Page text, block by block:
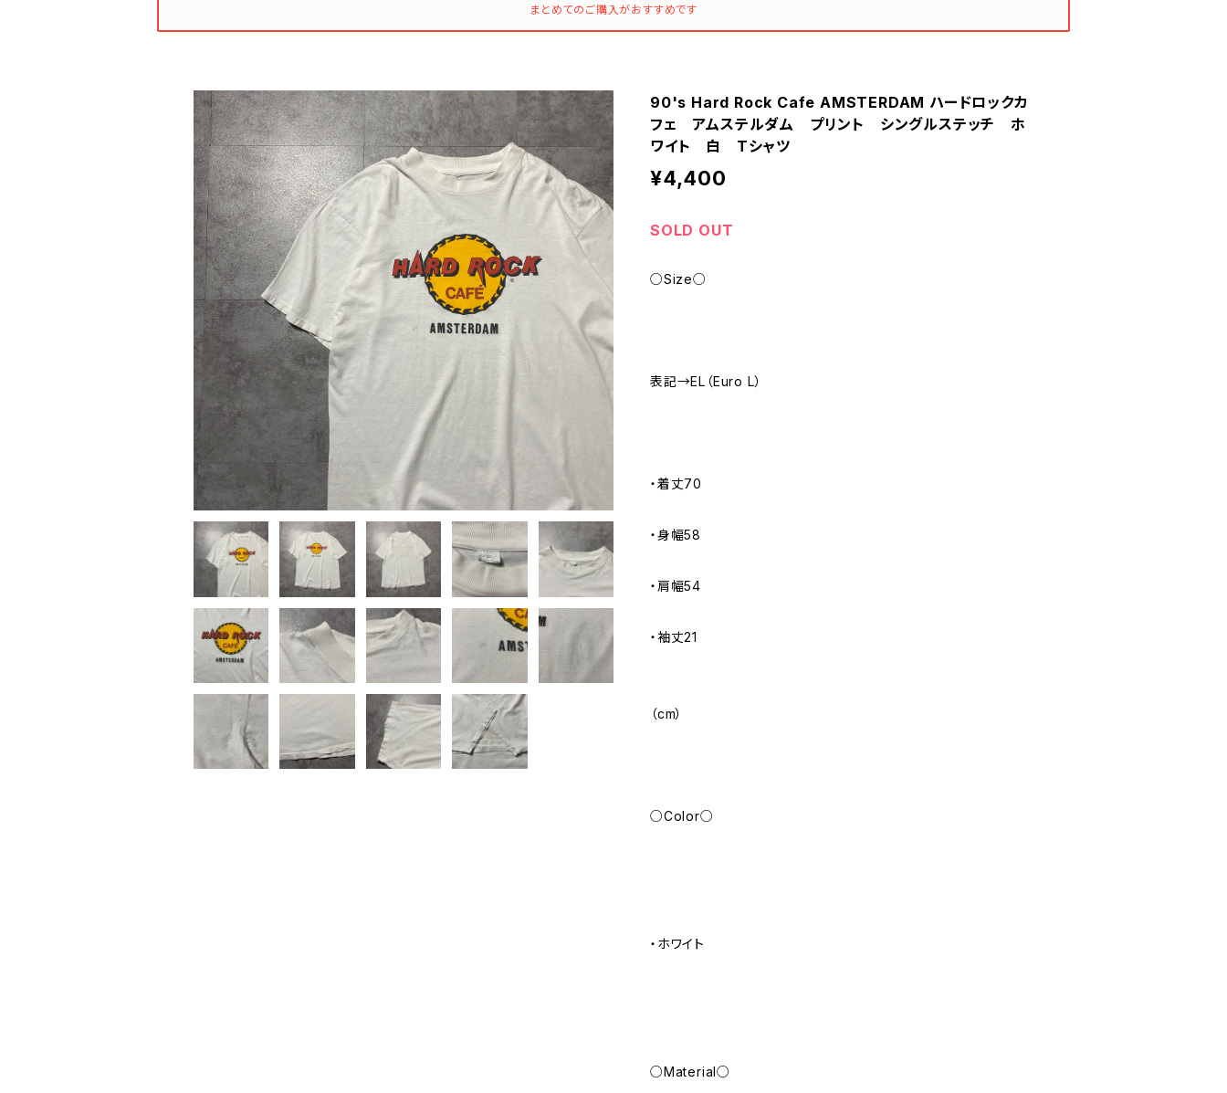
まとめてのご購入がおすすめです
90's Hard Rock Cafe AMSTERDAM ハードロックカ
フェ アムステルダム プリント シングルステッチ ホ
ワイト 白 Tシャツ
¥4,400
SOLD OUT
○Size○
表記→EL（Euro L）
・着丈70
・身幅58
・肩幅54
・袖丈21
（cm）
○Color○
・ホワイト
○Material○